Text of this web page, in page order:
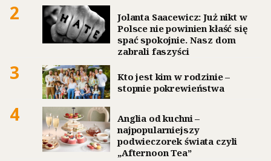
2
Jolanta Saacewicz: Już nikt w
Polsce nie powinien kłaść się
spać spokojnie. Nasz dom
zabrali faszyści
3
Kto jest kim w rodzinie –
stopnie pokrewieństwa
4
Anglia od kuchni –
najpopularniejszy
podwieczorek świata czyli
„Afternoon Tea”